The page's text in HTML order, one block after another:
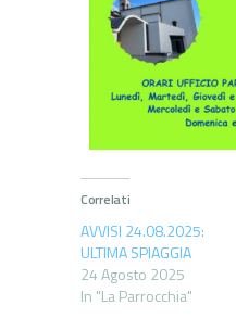
Correlati
AVVISI 24.08.2025:
ULTIMA SPIAGGIA
24 Agosto 2025
In "La Parrocchia"